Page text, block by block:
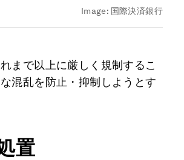
Image: 国際決済銀行
まで以上に厳しく規制するこ
混乱を防止・抑制しようとす
置